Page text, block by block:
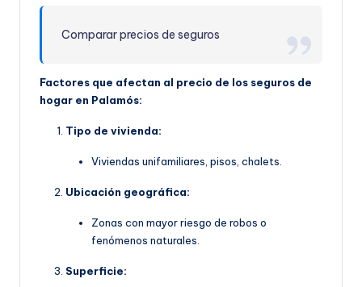
Comparar precios de seguros
Factores que afectan al precio de los seguros de
hogar en Palamós:
Tipo de vivienda:
Viviendas unifamiliares, pisos, chalets.
Ubicación geográfica:
Zonas con mayor riesgo de robos o
fenómenos naturales.
Superficie: